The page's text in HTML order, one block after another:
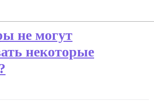
не могут
некоторые